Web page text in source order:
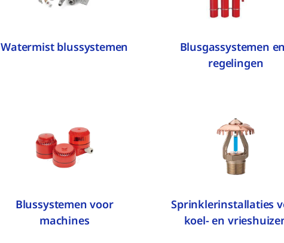
Watermist blussystemen
Blusgassystemen
regelingen
Blussystemen voor
machines
Sprinklerinstallaties
koel- en